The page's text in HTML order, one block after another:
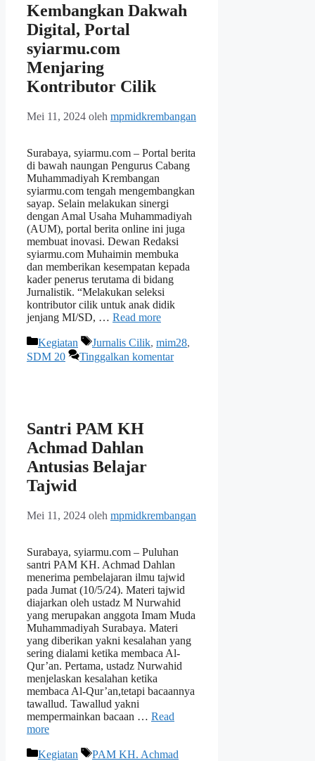
Kembangkan Dakwah
Digital, Portal
syiarmu.com
Menjaring
Kontributor Cilik
Mei 11, 2024 oleh mpmidkrembangan
Surabaya, syiarmu.com – Portal berita
di bawah naungan Pengurus Cabang
Muhammadiyah Krembangan
syiarmu.com tengah mengembangkan
sayap. Selain melakukan sinergi
dengan Amal Usaha Muhammadiyah
(AUM), portal berita online ini juga
membuat inovasi. Dewan Redaksi
syiarmu.com Muhaimin membuka
dan memberikan kesempatan kepada
kader penerus terutama di bidang
Jurnalistik. “Melakukan seleksi
kontributor cilik untuk anak didik
jenjang MI/SD, … Read more
Kategori
Kegiatan Tag
Jurnalis Cilik, mim28,
SDM 20
Tinggalkan komentar
Santri PAM KH
Achmad Dahlan
Antusias Belajar
Tajwid
Mei 11, 2024 oleh mpmidkrembangan
Surabaya, syiarmu.com – Puluhan
santri PAM KH. Achmad Dahlan
menerima pembelajaran ilmu tajwid
pada Jumat (10/5/24). Materi tajwid
diajarkan oleh ustadz M Nurwahid
yang merupakan anggota Imam Muda
Muhammadiyah Surabaya. Materi
yang diberikan yakni kesalahan yang
sering dialami ketika membaca Al-
Qur’an. Pertama, ustadz Nurwahid
menjelaskan kesalahan ketika
membaca Al-Qur’an,tetapi bacaannya
tawallud. Tawallud yakni
mempermainkan bacaan … Read
more
Kategori
Kegiatan Tag
PAM KH. Achmad